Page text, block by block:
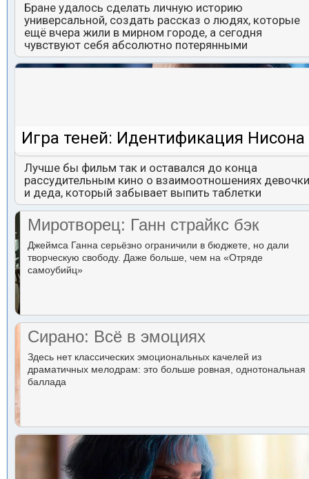
Бране удалось сделать личную историю
универсальной, создать рассказ о людях, которые
ещё вчера жили в мирном городе, а сегодня
чувствуют себя абсолютно потерянными
Игра теней: Идентификация Нисона
Лучше бы фильм так и оставался до конца
рассудительным кино о взаимоотношениях девочки
и деда, который забывает выпить таблетки
Миротворец: Ганн страйкс бэк
Джеймса Ганна серьёзно ограничили в бюджете, но дали
творческую свободу. Даже больше, чем на «Отряде
самоубийц»
Сирано: Всё в эмоциях
Здесь нет классических эмоциональных качелей из
драматичных мелодрам: это больше ровная, однотональная
баллада